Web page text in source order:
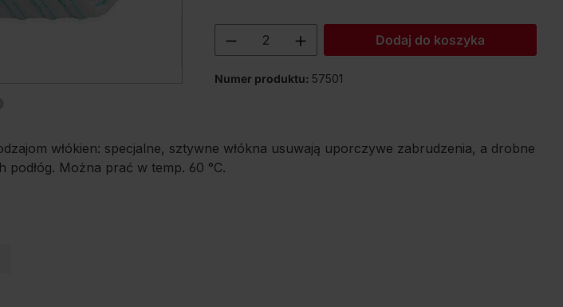
Ilość produktu: Wprowadź żądaną
Dodaj do koszyka
Numer produktu: 57501
włókien: specjalne, sztywne włókna usuwają uporczywe zabrudzenia, a drobne
podłóg. Można prać w temp. 60 °C.